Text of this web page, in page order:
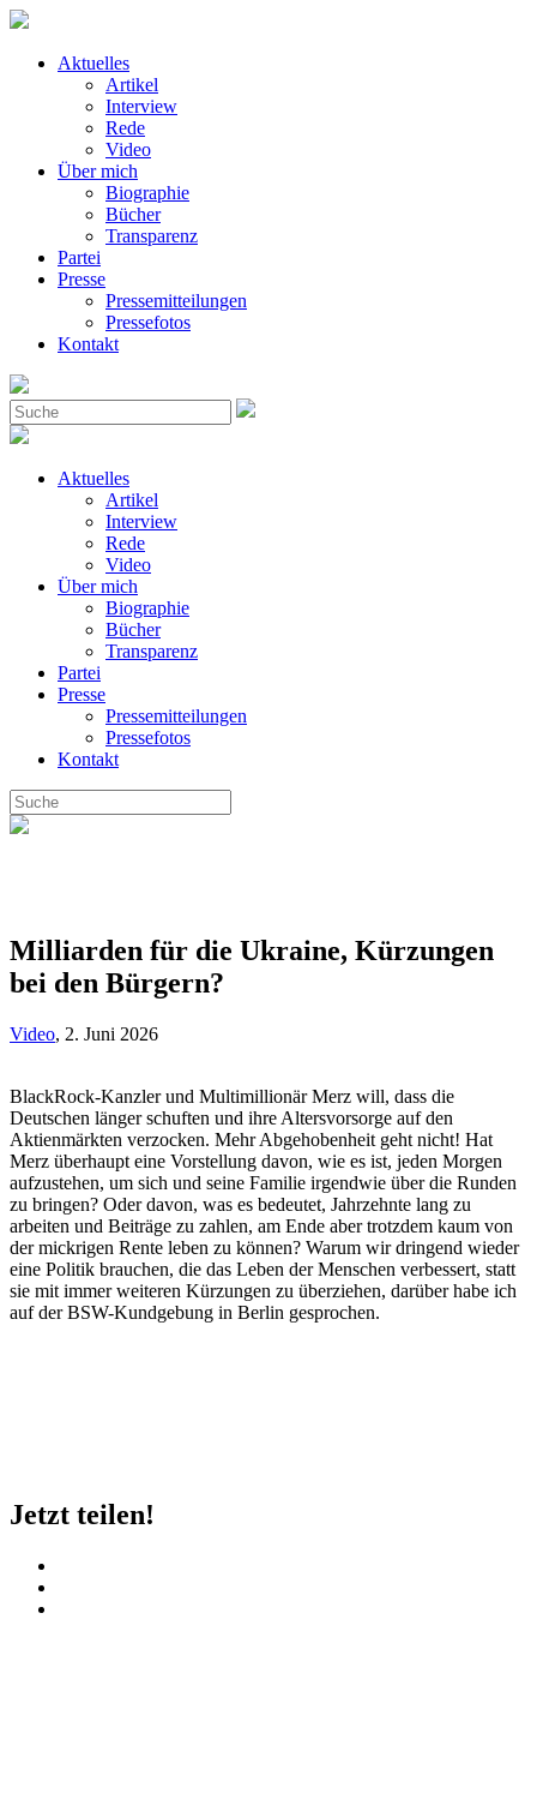
Aktuelles
Artikel
Interview
Rede
Video
Über mich
Biographie
Bücher
Transparenz
Partei
Presse
Pressemitteilungen
Pressefotos
Kontakt
Aktuelles
Artikel
Interview
Rede
Video
Über mich
Biographie
Bücher
Transparenz
Partei
Presse
Pressemitteilungen
Pressefotos
Kontakt
Milliarden für die Ukraine, Kürzungen
bei den Bürgern?
Video, 2. Juni 2026
BlackRock-Kanzler und Multimillionär Merz will, dass die
Deutschen länger schuften und ihre Altersvorsorge auf den
Aktienmärkten verzocken. Mehr Abgehobenheit geht nicht! Hat
Merz überhaupt eine Vorstellung davon, wie es ist, jeden Morgen
aufzustehen, um sich und seine Familie irgendwie über die Runden
zu bringen? Oder davon, was es bedeutet, Jahrzehnte lang zu
arbeiten und Beiträge zu zahlen, am Ende aber trotzdem kaum von
der mickrigen Rente leben zu können? Warum wir dringend wieder
eine Politik brauchen, die das Leben der Menschen verbessert, statt
sie mit immer weiteren Kürzungen zu überziehen, darüber habe ich
auf der BSW-Kundgebung in Berlin gesprochen.
Jetzt teilen!